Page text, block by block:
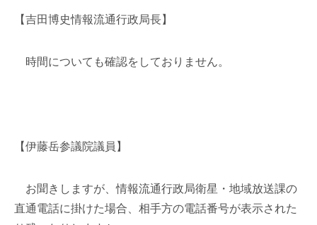
【吉田博史情報流通行政局長】
時間についても確認をしておりません。
【伊藤岳参議院議員】
お聞きしますが、情報流通行政局衛星・地域放送課の
直通電話に掛けた場合、相手方の電話番号が表示された